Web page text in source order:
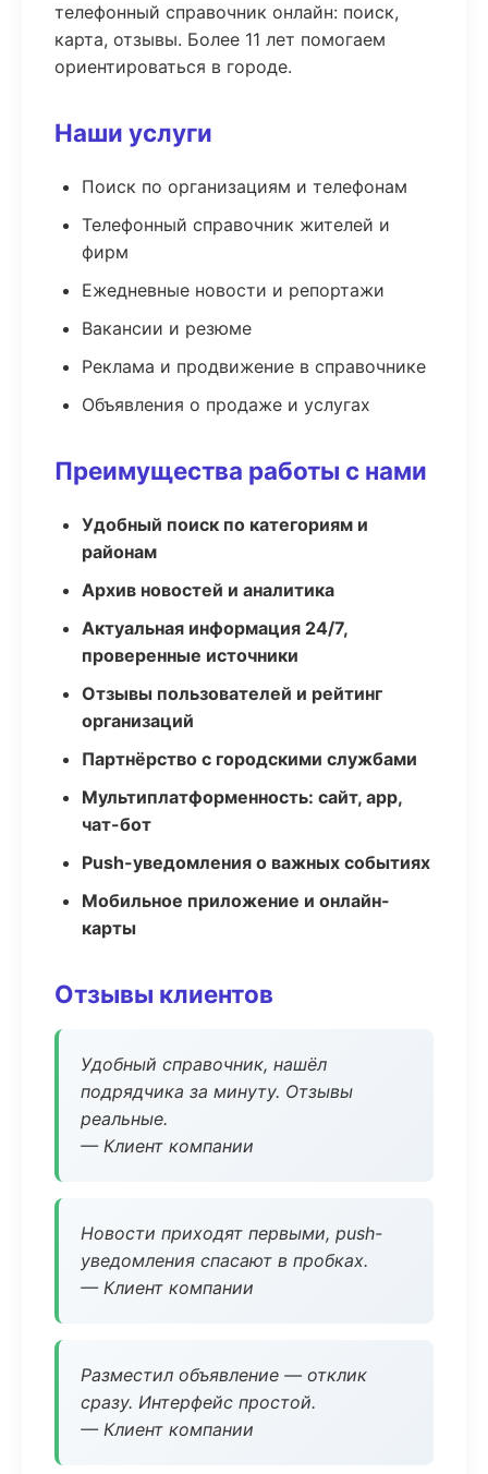
телефонный справочник онлайн: поиск,
карта, отзывы. Более 11 лет помогаем
ориентироваться в городе.
Наши услуги
Поиск по организациям и телефонам
Телефонный справочник жителей и
фирм
Ежедневные новости и репортажи
Вакансии и резюме
Реклама и продвижение в справочнике
Объявления о продаже и услугах
Преимущества работы с нами
Удобный поиск по категориям и
районам
Архив новостей и аналитика
Актуальная информация 24/7,
проверенные источники
Отзывы пользователей и рейтинг
организаций
Партнёрство с городскими службами
Мультиплатформенность: сайт, app,
чат-бот
Push-уведомления о важных событиях
Мобильное приложение и онлайн-
карты
Отзывы клиентов
Удобный справочник, нашёл
подрядчика за минуту. Отзывы
реальные.
— Клиент компании
Новости приходят первыми, push-
уведомления спасают в пробках.
— Клиент компании
Разместил объявление — отклик
сразу. Интерфейс простой.
— Клиент компании